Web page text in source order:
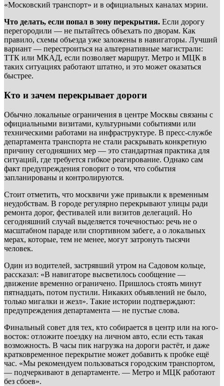
«Московский транспорт» и в официальных каналах мэрии.
Что делать, если попал в зону перекрытия. Если дорогу
перегородили — не пытайтесь объехать по дворам. Как
правило, схемы объезда уже заложены в навигаторы. Лучший
вариант — перестроиться на альтернативные магистрали:
ТТК или МКАД, если позволяет маршрут. Метро и МЦК в
таких ситуациях работают штатно, и это может оказаться
быстрее.
Кто и зачем перекрывает дороги
Обычно локальные ограничения в центре Москвы связаны с
официальными визитами, культурными событиями или
техническими работами на инфраструктуре. В пресс-службе
департамента транспорта не стали раскрывать конкретную
причину сегодняшних мер — это стандартная практика для
ситуаций, где требуется гибкое реагирование. Однако сам
факт предупреждения говорит о том, что события
запланированы и контролируются.
Стоит отметить, что москвичи уже привыкли к временным
неудобствам. В городе регулярно перекрывают улицы ради
ремонта дорог, фестивалей или визитов делегаций. Но
сегодняшний случай выделяется точечностью: речь не о
масштабном параде или спортивном забеге, а о локальных
мерах, которые, тем не менее, могут затронуть тысячи
человек.
Один из водителей, застрявший утром на Садовом кольце,
рассказал: «В навигаторе высветилось сообщение —
движение временно ограничено. Пришлось стоять минут
пятнадцать, потом пустили. Никаких объявлений не было,
только мигалки и жезл». Такие истории подтверждают:
предупреждения департамента — не пустые слова.
Финальный совет для тех, кто собирается в центр или на юго-
восток: отложите поездку на личном авто, если есть такая
возможность. В часы пик нагрузка на дороги растёт, и даже
кратковременное перекрытие может добавить к пробке ещё
час. «Мы рекомендуем пользоваться городским транспортом,
— подчеркивают в департаменте. — Метро и МЦК работают
без сбоев».